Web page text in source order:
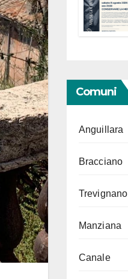
Comuni
Anguillara
Bracciano
Trevignano
Manziana
Canale